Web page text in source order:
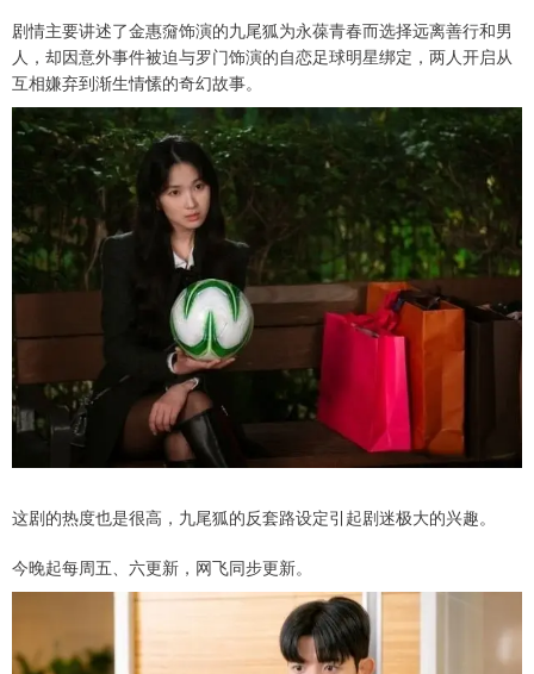
剧情主要讲述了金惠奫饰演的九尾狐为永葆青春而选择远离善行和男
人，却因意外事件被迫与罗门饰演的自恋足球明星绑定，两人开启从
互相嫌弃到渐生情愫的奇幻故事。
这剧的热度也是很高，九尾狐的反套路设定引起剧迷极大的兴趣。
今晚起每周五、六更新，网飞同步更新。